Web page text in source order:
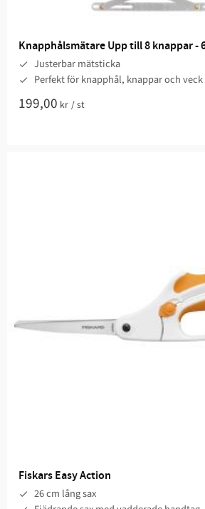
Knapphålsmätare Upp till 8 knappar -
Justerbar mätsticka
Perfekt för knapphål, knappar och veck
199,00 kr /st
Fiskars Easy Action
26 cm lång sax